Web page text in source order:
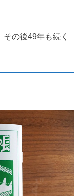
その後49年も続く